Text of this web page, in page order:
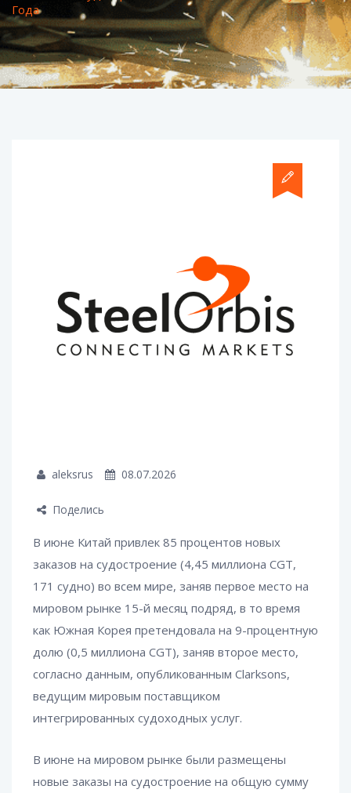
Года
aleksrus 08.07.2026
Поделись
В июне Китай привлек 85 процентов новых
заказов на судостроение (4,45 миллиона CGT,
171 судно) во всем мире, заняв первое место на
мировом рынке 15-й месяц подряд, в то время
как Южная Корея претендовала на 9-процентную
долю (0,5 миллиона CGT), заняв второе место,
согласно данным, опубликованным Clarksons,
ведущим мировым поставщиком
интегрированных судоходных услуг.
В июне на мировом рынке были размещены
новые заказы на судостроение на общую сумму